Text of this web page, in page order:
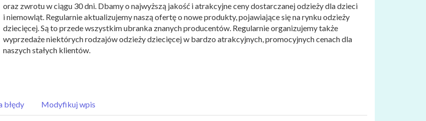
oraz zwrotu w ciągu 30 dni. Dbamy o najwyższą jakość i atrakcyjne ceny dostarczanej odzieży dla dzieci
i niemowląt. Regularnie aktualizujemy naszą ofertę o nowe produkty, pojawiające się na rynku odzieży
dziecięcej. Są to przede wszystkim ubranka znanych producentów. Regularnie organizujemy także
wyprzedaże niektórych rodzajów odzieży dziecięcej w bardzo atrakcyjnych, promocyjnych cenach dla
naszych stałych klientów.
błędy Modyfikuj wpis